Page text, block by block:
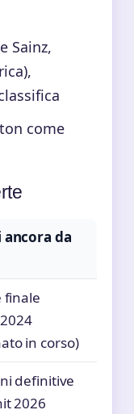
Sainz,
come
ancora da
finale
in corso)
definitive
2026